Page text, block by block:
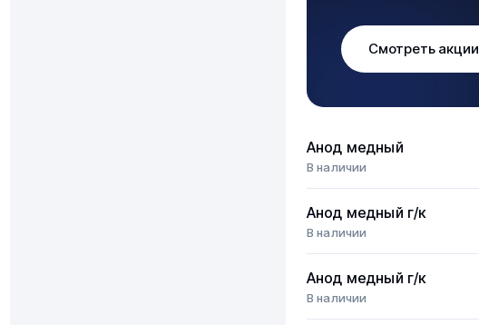
Смотреть акции
Анод медный
В наличии
Анод медный г/к
В наличии
Анод медный г/к
В наличии